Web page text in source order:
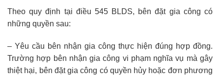
Theo quy định tại điều 545 BLDS, bên đặt gia công có
những quyền sau:
– Yêu cầu bên nhận gia công thực hiện đúng hợp đồng.
Trường hợp bên nhận gia công vi phạm nghĩa vụ mà gây
thiệt hại, bên đặt gia công có quyền hủy hoặc đơn phương